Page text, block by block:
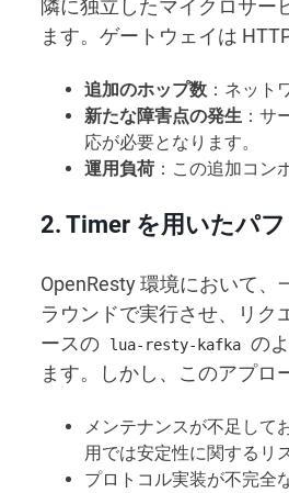
隣に独立したマイクロサー
ます。ゲートウェイは
追加のホップ数 ：ネット
新たな障害点の発生 ：サ
応が必要となります。
運用負荷 ：この追加コン
2. Timer を用いたパ
OpenResty 環境において、
ラウンドで実行させ、リ
ースの
lua-resty-kafka の
ます。しかし、このアプロ
メンテナンスが不足して
用では安定性に関するリ
プロトコル実装が不完全